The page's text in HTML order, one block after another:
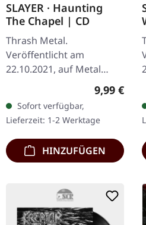
SLAYER · Haunting
The Chapel | CD
Thrash Metal.
Veröffentlicht am
22.10.2021, auf Metal
Blade Records. CD im
Veröffentlichung von
1984 'Haunting The
Chapel' hallt…
Regulärer
9,99 €
Sofort verfügbar,
Lieferzeit: 1-2 Werktage
HINZUFÜGEN